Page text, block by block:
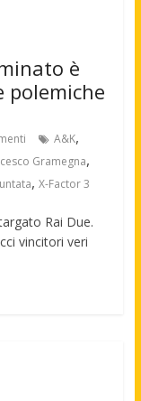
è
polemiche
A&K,
Gramegna,
, X-Factor 3
Rai Due.
vincitori veri